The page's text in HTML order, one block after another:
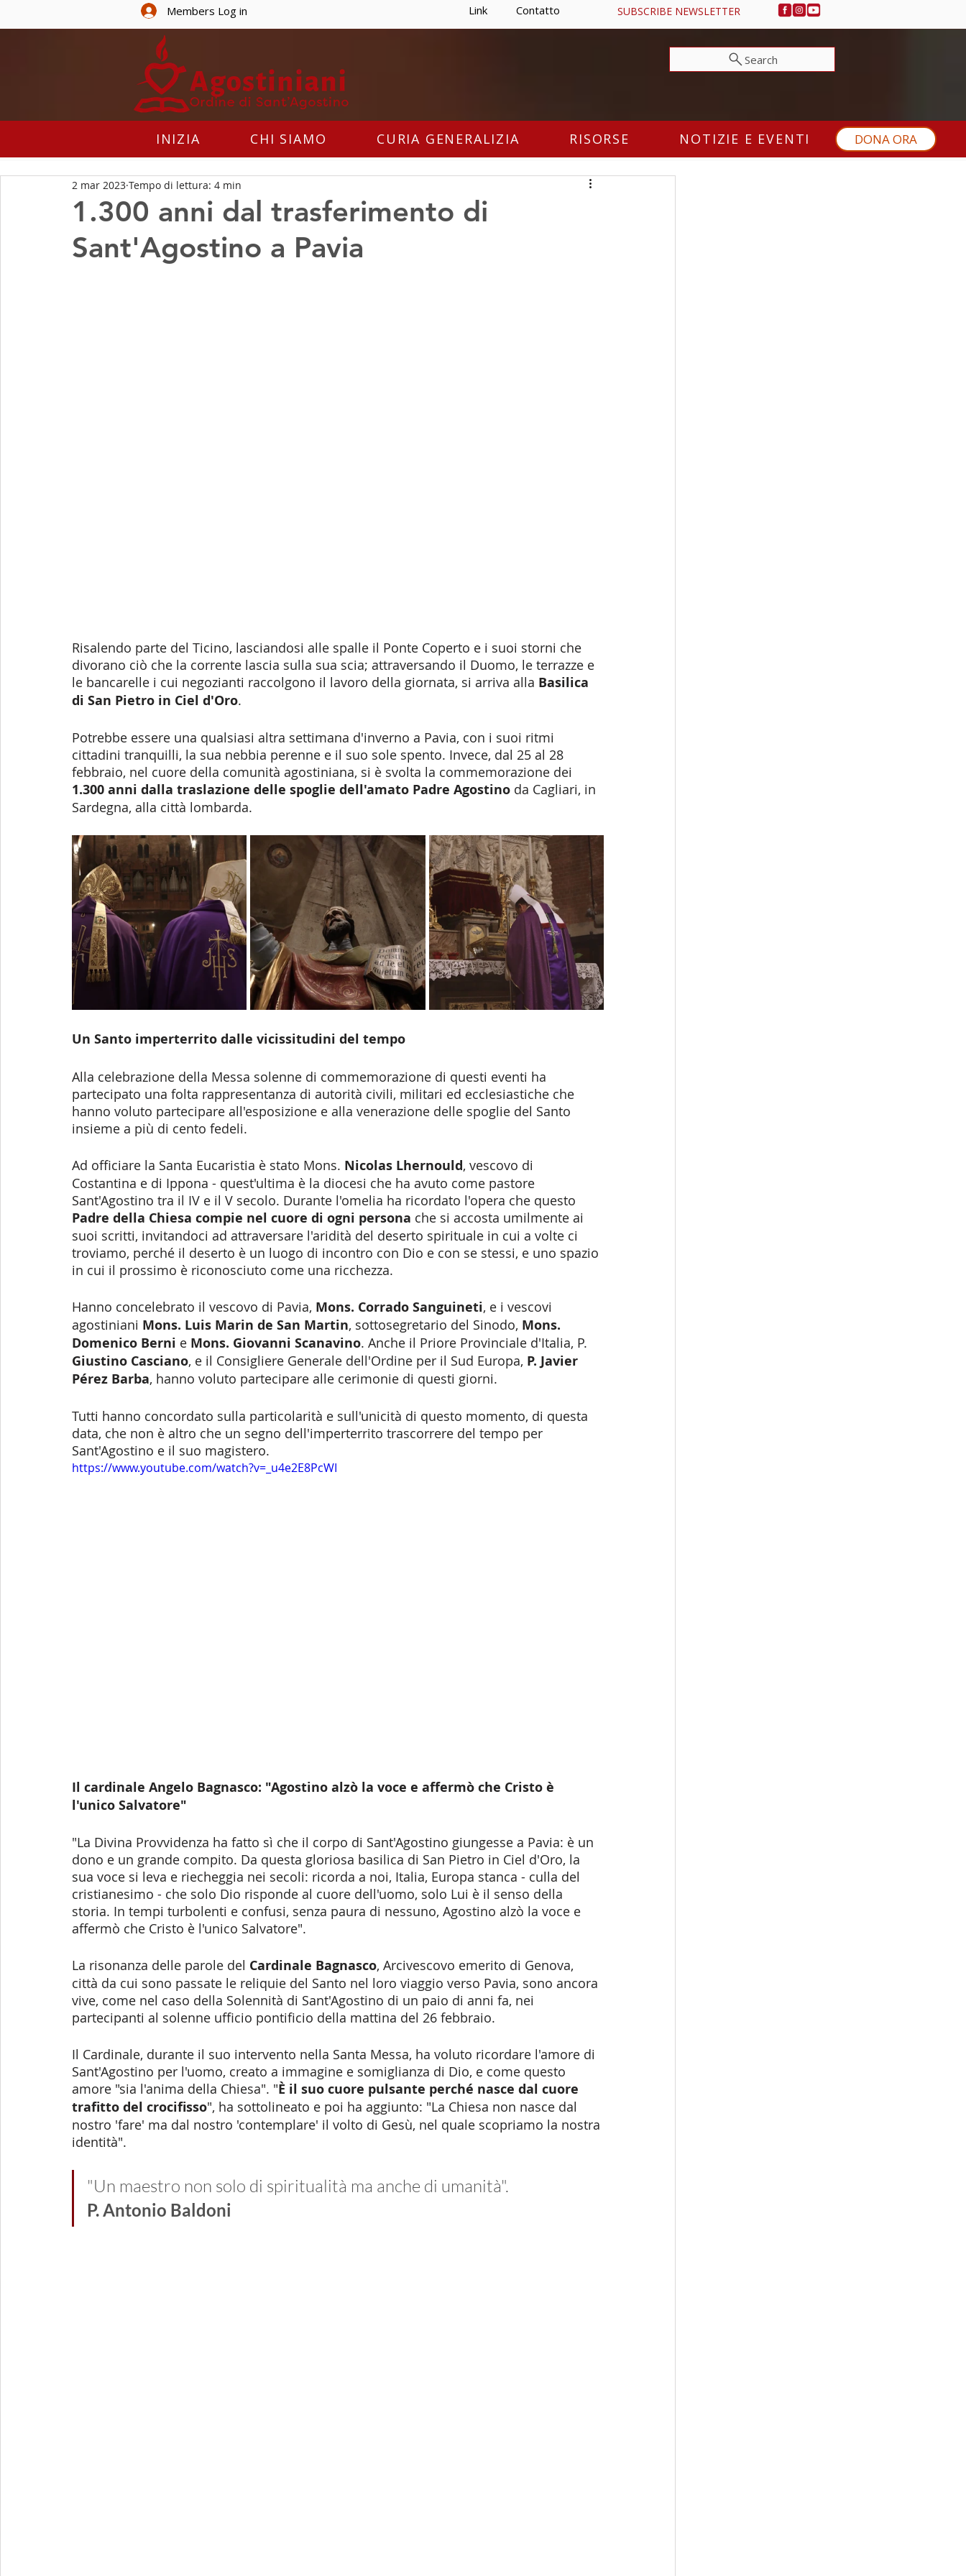
Members Log in Link Contatto SUBSCRIBE NEWSLETTER
Search
INIZIA CHI SIAMO CURIA GENERALIZIA RISORSE NOTIZIE E EVENTI DONA ORA
1.300 anni dal trasferimento di
Sant'Agostino a Pavia
2 mar 2023 Tempo di lettura: 4 min
Risalendo parte del Ticino, lasciandosi alle spalle il Ponte Coperto e i suoi storni che
divorano ciò che la corrente lascia sulla sua scia; attraversando il Duomo, le terrazze e
le bancarelle i cui negozianti raccolgono il lavoro della giornata, si arriva alla Basilica
di San Pietro in Ciel d'Oro.
Potrebbe essere una qualsiasi altra settimana d'inverno a Pavia, con i suoi ritmi
cittadini tranquilli, la sua nebbia perenne e il suo sole spento. Invece, dal 25 al 28
febbraio, nel cuore della comunità agostiniana, si è svolta la commemorazione dei
1.300 anni dalla traslazione delle spoglie dell'amato Padre Agostino da Cagliari, in
Sardegna, alla città lombarda.
Un Santo imperterrito dalle vicissitudini del tempo
Alla celebrazione della Messa solenne di commemorazione di questi eventi ha
partecipato una folta rappresentanza di autorità civili, militari ed ecclesiastiche che
hanno voluto partecipare all'esposizione e alla venerazione delle spoglie del Santo
insieme a più di cento fedeli.
Ad officiare la Santa Eucaristia è stato Mons. Nicolas Lhernould, vescovo di
Costantina e di Ippona - quest'ultima è la diocesi che ha avuto come pastore
Sant'Agostino tra il IV e il V secolo. Durante l'omelia ha ricordato l'opera che questo
Padre della Chiesa compie nel cuore di ogni persona che si accosta umilmente ai
suoi scritti, invitandoci ad attraversare l'aridità del deserto spirituale in cui a volte ci
troviamo, perché il deserto è un luogo di incontro con Dio e con se stessi, e uno spazio
in cui il prossimo è riconosciuto come una ricchezza.
Hanno concelebrato il vescovo di Pavia, Mons. Corrado Sanguineti, e i vescovi
agostiniani Mons. Luis Marin de San Martin, sottosegretario del Sinodo, Mons.
Domenico Berni e Mons. Giovanni Scanavino. Anche il Priore Provinciale d'Italia, P.
Giustino Casciano, e il Consigliere Generale dell'Ordine per il Sud Europa, P. Javier
Pérez Barba, hanno voluto partecipare alle cerimonie di questi giorni.
Tutti hanno concordato sulla particolarità e sull'unicità di questo momento, di questa
data, che non è altro che un segno dell'imperterrito trascorrere del tempo per
Sant'Agostino e il suo magistero.
https://www.youtube.com/watch?v=_u4e2E8PcWI
Il cardinale Angelo Bagnasco: "Agostino alzò la voce e affermò che Cristo è
l'unico Salvatore"
"La Divina Provvidenza ha fatto sì che il corpo di Sant'Agostino giungesse a Pavia: è un
dono e un grande compito. Da questa gloriosa basilica di San Pietro in Ciel d'Oro, la
sua voce si leva e riecheggia nei secoli: ricorda a noi, Italia, Europa stanca - culla del
cristianesimo - che solo Dio risponde al cuore dell'uomo, solo Lui è il senso della
storia. In tempi turbolenti e confusi, senza paura di nessuno, Agostino alzò la voce e
affermò che Cristo è l'unico Salvatore".
La risonanza delle parole del Cardinale Bagnasco, Arcivescovo emerito di Genova,
città da cui sono passate le reliquie del Santo nel loro viaggio verso Pavia, sono ancora
vive, come nel caso della Solennità di Sant'Agostino di un paio di anni fa, nei
partecipanti al solenne ufficio pontificio della mattina del 26 febbraio.
Il Cardinale, durante il suo intervento nella Santa Messa, ha voluto ricordare l'amore di
Sant'Agostino per l'uomo, creato a immagine e somiglianza di Dio, e come questo
amore "sia l'anima della Chiesa". "È il suo cuore pulsante perché nasce dal cuore
trafitto del crocifisso", ha sottolineato e poi ha aggiunto: "La Chiesa non nasce dal
nostro 'fare' ma dal nostro 'contemplare' il volto di Gesù, nel quale scopriamo la nostra
identità".
"Un maestro non solo di spiritualità ma anche di umanità".
P. Antonio Baldoni